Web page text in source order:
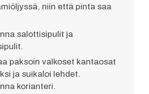
niin että pinta saa
salottisipulit ja
paksoin valkoset kantaosat
ja suikaloi lehdet.
korianteri.